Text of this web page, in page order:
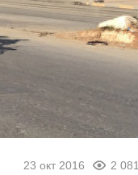
23 окт 2016 2 081